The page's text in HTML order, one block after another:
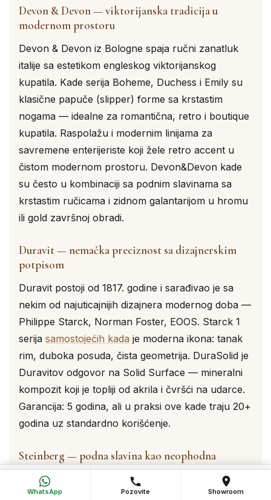
Devon & Devon — viktorijanska tradicija u
modernom prostoru
Devon & Devon iz Bologne spaja ručni zanatluk
italije sa estetikom engleskog viktorijanskog
kupatila. Kade serija Boheme, Duchess i Emily su
klasične papuče (slipper) forme sa krstastim
nogama — idealne za romantična, retro i boutique
kupatila. Raspolažu i modernim linijama za
savremene enterijeriste koji žele retro accent u
čistom modernom prostoru. Devon&Devon kade
su često u kombinaciji sa podnim slavinama sa
krstastim ručicama i zidnom galantarijom u hromu
ili gold završnoj obradi.
Duravit — nemačka preciznost sa dizajnerskim
potpisom
Duravit postoji od 1817. godine i sarađivao je sa
nekim od najuticajnijih dizajnera modernog doba —
Philippe Starck, Norman Foster, EOOS. Starck 1
serija samostojećih kada je moderna ikona: tanak
rim, duboka posuda, čista geometrija. DuraSolid je
Duravitov odgovor na Solid Surface — mineralni
kompozit koji je topliji od akrila i čvršći na udarce.
Garancija: 5 godina, ali u praksi ove kade traju 20+
godina uz standardno korišćenje.
Steinberg — podna slavina kao neophodna
dopuna
Steinberg ne pravi kade, ali je ključni brend za
WhatsApp Pozovite Showroom
💬
WhatsApp
📞
Pozovi
📍
Poseti salon